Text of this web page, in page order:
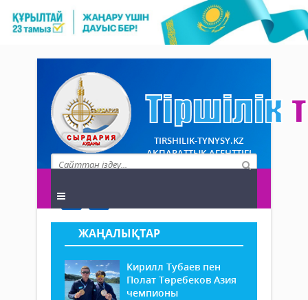
TIRSHILIK-TYNYSY.KZ
АҚПАРАТТЫҚ АГЕНТТІГІ
ЖАҢАЛЫҚТАР
Кирилл Тубаев пен
Полат Төребеков Азия
чемпионы